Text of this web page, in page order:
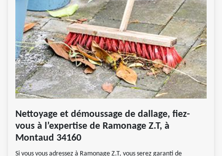
Nettoyage et démoussage de dallage, fiez-
vous à l’expertise de Ramonage Z.T, à
Montaud 34160
Si vous vous adressez à Ramonage Z.T, vous serez garanti de